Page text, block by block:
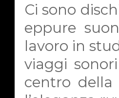
Ci sono
eppure
lavoro in
viaggi
centro della